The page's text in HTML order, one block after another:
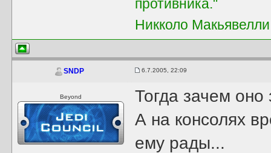
противника."
Никколо Макьявелли
SNDP 6.7.2005, 22:09
Beyond
Тогда зачем
А на консолях
ему рады...